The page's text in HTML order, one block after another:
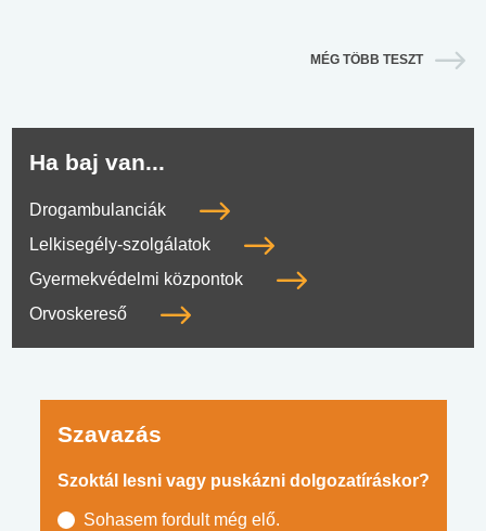
MÉG TÖBB TESZT
Ha baj van...
Drogambulanciák
Lelkisegély-szolgálatok
Gyermekvédelmi központok
Orvoskereső
Szavazás
Szoktál lesni vagy puskázni dolgozatíráskor?
Sohasem fordult még elő.